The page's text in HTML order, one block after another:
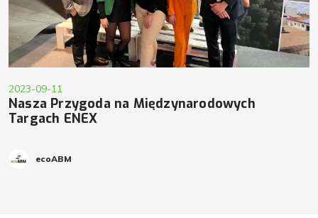
2023-09-11
Nasza Przygoda na Międzynarodowych
Targach ENEX
ecoABM